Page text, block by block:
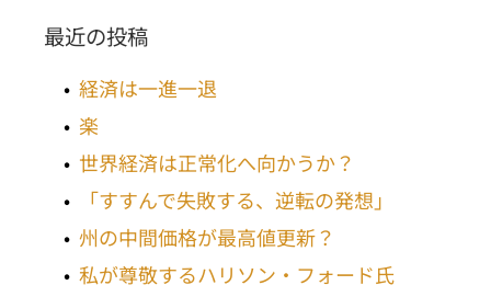
最近の投稿
経済は一進一退
楽
世界経済は正常化へ向かうか？
「すすんで失敗する、逆転の発想」
州の中間価格が最高値更新？
私が尊敬するハリソン・フォード氏